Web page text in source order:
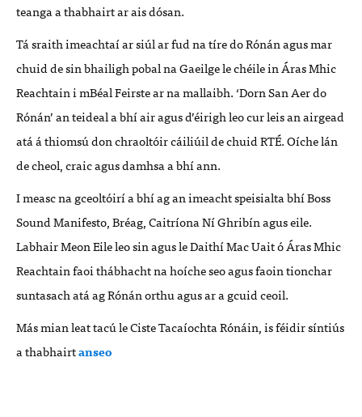
teanga a thabhairt ar ais dósan.
Tá sraith imeachtaí ar siúl ar fud na tíre do Rónán agus mar
chuid de sin bhailigh pobal na Gaeilge le chéile in Áras Mhic
Reachtain i mBéal Feirste ar na mallaibh. ‘Dorn San Aer do
Rónán’ an teideal a bhí air agus d’éirigh leo cur leis an airgead
atá á thiomsú don chraoltóir cáiliúil de chuid RTÉ. Oíche lán
de cheol, craic agus damhsa a bhí ann.
I measc na gceoltóirí a bhí ag an imeacht speisialta bhí Boss
Sound Manifesto, Bréag, Caitríona Ní Ghribín agus eile.
Labhair Meon Eile leo sin agus le Daithí Mac Uait ó Áras Mhic
Reachtain faoi thábhacht na hoíche seo agus faoin tionchar
suntasach atá ag Rónán orthu agus ar a gcuid ceoil.
Más mian leat tacú le Ciste Tacaíochta Rónáin, is féidir síntiús
a thabhairtanseo